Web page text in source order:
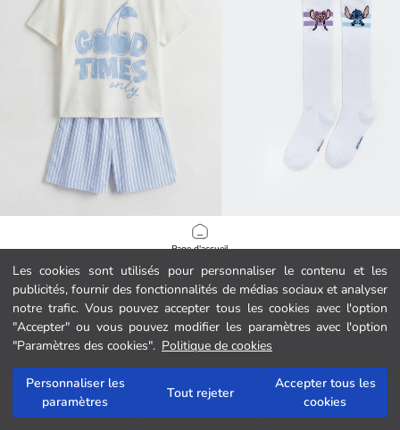
Les cookies sont utilisés pour personnaliser le contenu et les
publicités, fournir des fonctionnalités de médias sociaux et analyser
notre trafic. Vous pouvez accepter tous les cookies avec l'option
"Accepter" ou vous pouvez modifier les paramètres avec l'option
"Paramètres des cookies". Politique de cookies
Personnaliser les
paramètres
Tout rejeter
Accepter tous les
cookies
Page d'accueil
Catégories
Mon panier
Ensemble pyjama court pour filles avec un col rond imprimé.
89.00 MAD
44.00 MAD
287